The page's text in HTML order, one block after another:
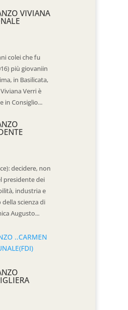
VIVIANA
colei che fu
più giovaniin
in Basilicata,
Verri è
in Consiglio...
decidere, non
presidente dei
industria e
della scienza di
Augusto...